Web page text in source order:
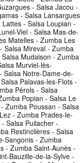
- Salsa Jacou -
- Salsa Lansargues
- Salsa Loupian -
Viel - Salsa Mas-de-
Matelles - Zumba Les
Salsa Mireval - Zumba
Mudaison - Zumba
Murviel-lès-
Salsa Notre-Dame-de-
Palavas-les-Flots -
Pérols - Salsa
Popian - Salsa Le
Zumba Poussan - Salsa
- Zumba Prades-le-
Salsa Puilacher -
Restinclières - Salsa
Sangonis - Zumba
- Zumba Saint-Aunès -
Bauzille-de-la-Sylve -